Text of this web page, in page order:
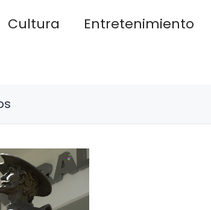
Cultura Entretenimiento